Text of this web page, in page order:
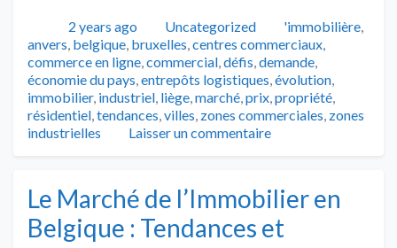
Publié2 years ago Catégories
Uncategorized Tags
'immobilière,
anvers, belgique, bruxelles,centres commerciaux,
commerce en ligne,commercial,défis,demande,
économie du pays,entrepôts logistiques,évolution,
immobilier, industriel, liège,marché,prix,propriété,
résidentiel,tendances,villes, zones commerciales, zones
industrielles
Laisser un commentaire
Le Marché de l’Immobilier en
Belgique : Tendances et